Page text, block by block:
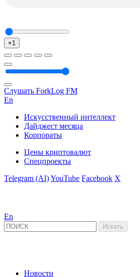
×1
Слушать ForkLog FM
En
Искусственный интеллект
Дайджест месяца
Корпораты
Цены криптовалют
Спецпроекты
Telegram (AI)YouTube Facebook X
En
Новости